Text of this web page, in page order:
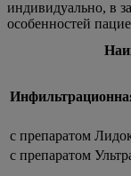
индивидуально, в
особенностей
с препаратом
с препаратом